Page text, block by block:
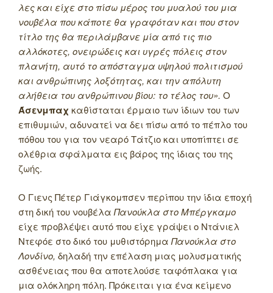
λες και είχε στο πίσω μέρος του μυαλού του μια
νουβέλα που κάποτε θα γραφόταν και που στον
τίτλο της θα περιλάμβανε μία από τις πιο
αλλόκοτες, ονειρώδεις και υγρές πόλεις στον
πλανήτη, αυτό το απόσταγμα υψηλού πολιτισμού
και ανθρώπινης λοξότητας, και την απόλυτη
αλήθεια του ανθρώπινου βίου: το τέλος του». Ο
Άσενμπαχκαθίσταται έρμαιο των ίδιων του των
επιθυμιών, αδυνατεί να δει πίσω από το πέπλο του
πόθου του για τον νεαρό Τάτζιο και υποπίπτει σε
ολέθρια σφάλματα εις βάρος της ίδιας του της
ζωής.
Ο Γιενς Πέτερ Γιάγκομπσεν περίπου την ίδια εποχή
στη δική του νουβέλα Πανούκλα στο Μπέργκαμο
είχε προβλέψει αυτό που είχε γράψει ο Ντάνιελ
Ντεφόε στο δικό του μυθιστόρημα Πανούκλα στο
Λονδίνο, δηλαδή την επέλαση μιας μολυσματικής
ασθένειας που θα αποτελούσε ταφόπλακα για
μια ολόκληρη πόλη. Πρόκειται για ένα κείμενο